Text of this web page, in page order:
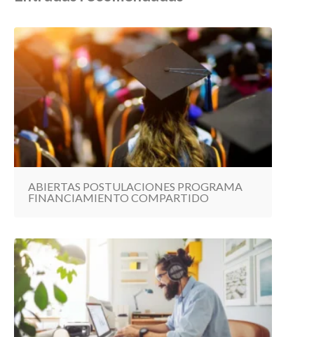
ABIERTAS POSTULACIONES PROGRAMA
FINANCIAMIENTO COMPARTIDO